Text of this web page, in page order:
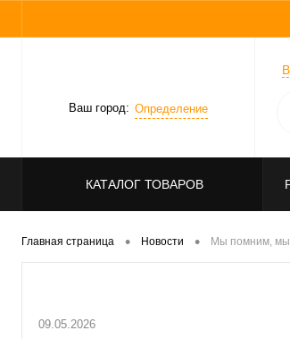
Ваш город: Определение
КАТАЛОГ ТОВАРОВ
Главная страница • Новости • Мы помним, мы
09.05.2026